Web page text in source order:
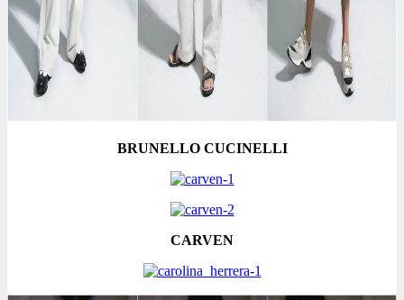
BRUNELLO CUCINELLI
CARVEN